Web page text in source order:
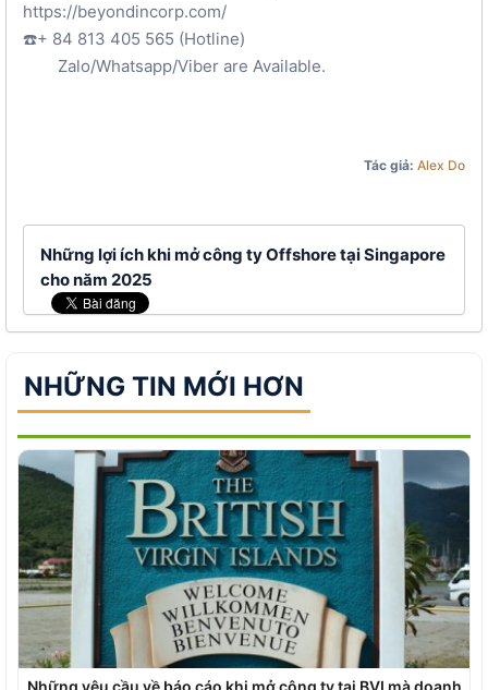
https://beyondincorp.com/
☎️+ 84 813 405 565 (Hotline)
Zalo/Whatsapp/Viber are Available.
Tác giả: Alex Do
Những lợi ích khi mở công ty Offshore tại Singapore
cho năm 2025
NHỮNG TIN MỚI HƠN
Những yêu cầu về báo cáo khi mở công ty tại BVI mà doanh